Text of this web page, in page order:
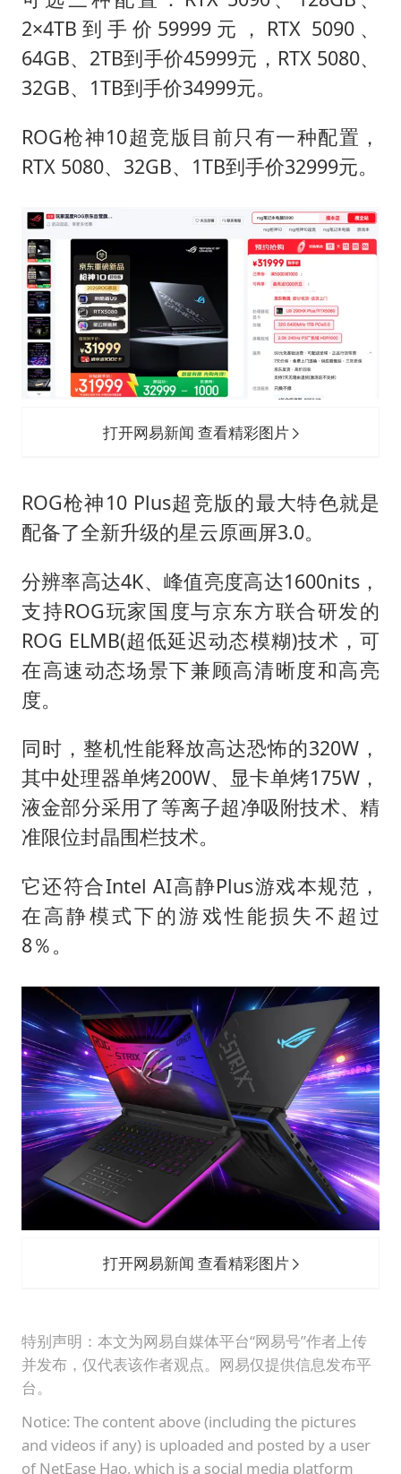
2×4TB到手价59999元，RTX 5090、
64GB、2TB到手价45999元，RTX 5080、
32GB、1TB到手价34999元。
ROG枪神10超竞版目前只有一种配置，
RTX 5080、32GB、1TB到手价32999元。
打开网易新闻 查看精彩图片
ROG枪神10 Plus超竞版的最大特色就是
配备了全新升级的星云原画屏3.0。
分辨率高达4K、峰值亮度高达1600nits，
支持ROG玩家国度与京东方联合研发的
ROG ELMB(超低延迟动态模糊)技术，可
在高速动态场景下兼顾高清晰度和高亮
度。
同时，整机性能释放高达恐怖的320W，
其中处理器单烤200W、显卡单烤175W，
液金部分采用了等离子超净吸附技术、精
准限位封晶围栏技术。
它还符合Intel AI高静Plus游戏本规范，
在高静模式下的游戏性能损失不超过
8％。
打开网易新闻 查看精彩图片
特别声明：本文为网易自媒体平台“网易号”作者上传
并发布，仅代表该作者观点。网易仅提供信息发布平
台。
Notice: The content above (including the pictures
and videos if any) is uploaded and posted by a user
of NetEase Hao, which is a social media platform